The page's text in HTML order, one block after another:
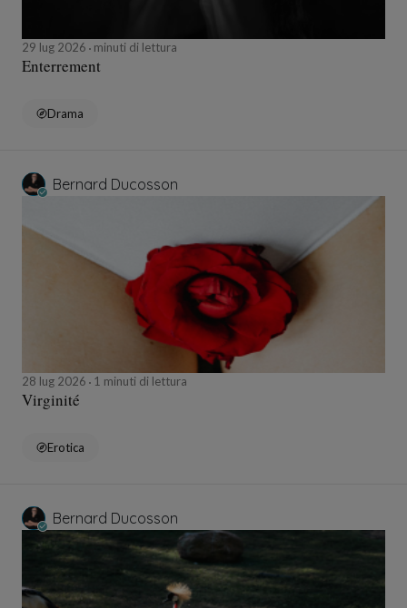
29 lug 2026 minuti di lettura
Enterrement
Drama
Bernard Ducosson
28 lug 2026 1 minuti di lettura
Virginité
Erotica
Bernard Ducosson